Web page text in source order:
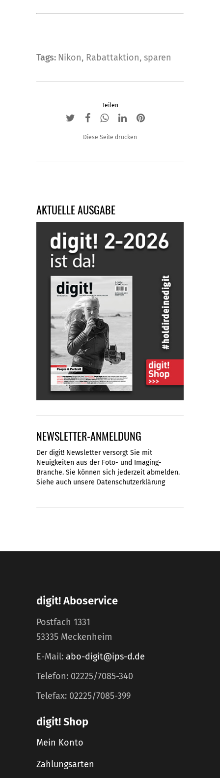
Tags: Nikon, Rabattaktion, sparen
Teilen
Diese Seite drucken
AKTUELLE AUSGABE
NEWSLETTER-ANMELDUNG
Der digit! Newsletter versorgt Sie mit
Neuigkeiten aus der Foto- und Imaging-
Branche. Sie können sich jederzeit abmelden.
Siehe auch unsere Datenschutzerklärung
digit! Aboservice
Postfach 1331
53335 Meckenheim
E-Mail: abo-digit@ips-d.de
Telefon: 02225/7085-340
Telefax: 02225/7085-399
digit! Shop
Mein Konto
Zahlungsarten